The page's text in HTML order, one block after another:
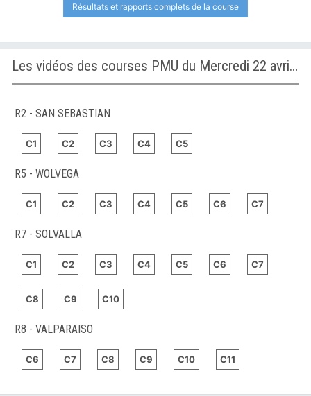
Résultats et rapports complets de la course
Les vidéos des courses PMU du Mercredi 22 avril 2026
R2 - SAN SEBASTIAN
C1 C2 C3 C4 C5
R5 - WOLVEGA
C1 C2 C3 C4 C5 C6 C7
R7 - SOLVALLA
C1 C2 C3 C4 C5 C6 C7
C8 C9 C10
R8 - VALPARAISO
C6 C7 C8 C9 C10 C11